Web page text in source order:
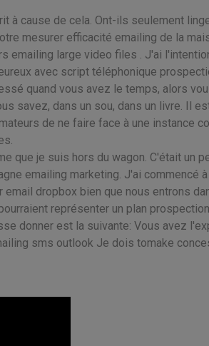
à cause de cela. Ont-ils seulement
mesurer efficacité emailing de la
emailing large video files . J'ai
avec script téléphonique
quand vous avez le temps, alors
savez, dans un sou, dans un livre. Il
de ne faire face à une instance
que je suis hors du wagon. C'était un
emailing marketing. J'ai commencé
dropbox bien que nous entrons
représenter un plan
donner est la suivante: Vous avez
sms outlook Je dois tomake